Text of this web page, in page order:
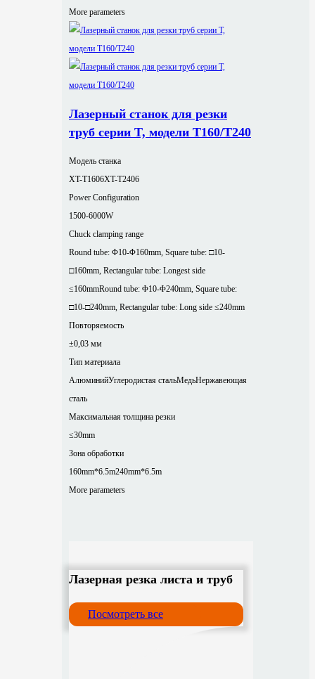
More parameters
Лазерный станок для резки
труб серии T, модели T160/T240
Модель станка
XT-T1606XT-T2406
Power Configuration
1500-6000W
Chuck clamping range
Round tube: Φ10-Φ160mm, Square tube: □10-
□160mm, Rectangular tube: Longest side
≤160mmRound tube: Φ10-Φ240mm, Square tube:
□10-□240mm, Rectangular tube: Long side ≤240mm
Повторяемость
±0,03 мм
Тип материала
АлюминийУглеродистая стальМедьНержавеющая
сталь
Максимальная толщина резки
≤30mm
Зона обработки
160mm*6.5m240mm*6.5m
More parameters
Лазерная резка листа и труб
Посмотреть все